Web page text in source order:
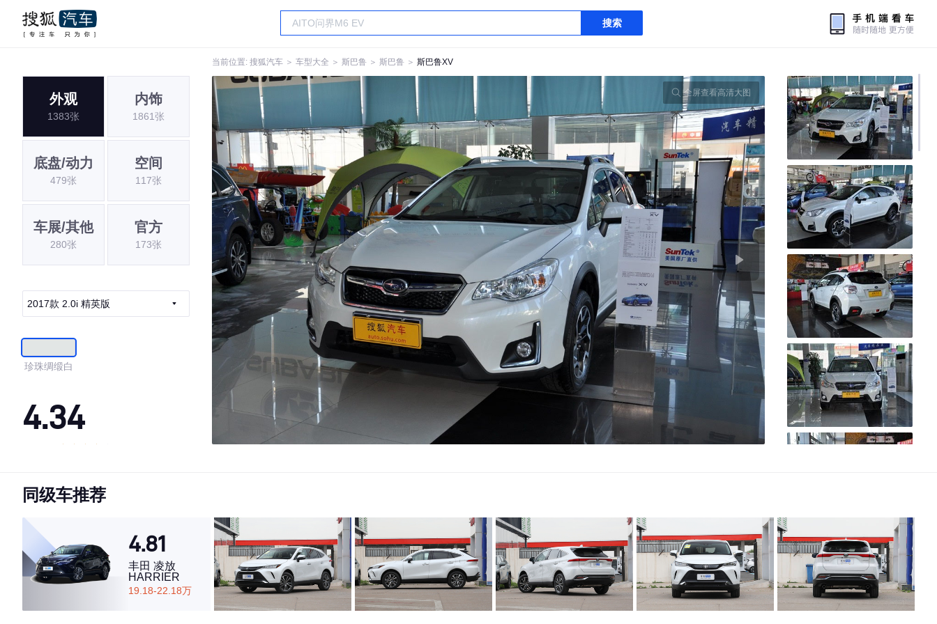
搜索
当前位置: 搜狐汽车 ＞ 车型大全 ＞ 斯巴鲁 ＞ 斯巴鲁 ＞ 斯巴鲁XV
外观
1383张
内饰
1861张
底盘/动力
479张
空间
117张
车展/其他
280张
官方
173张
2017款 2.0i 精英版
珍珠绸缎白
4.34
·内饰表现一般，低于88%同级车
·空间表现一般，低于94%同级车
全屏查看高清大图
同级车推荐
4.81
丰田 凌放
HARRIER
19.18-22.18万